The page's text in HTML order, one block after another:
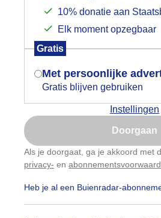
10% donatie aan
Elk moment opzegbaar
Gratis
Met persoonlijke
Gratis blijven gebruiken
Instellingen
Doorgaan
Als je doorgaat, ga je akkoord met
privacy- en
Heb je al een Buienradar-
Indien je hier nog geen
gegeven, verschijnt er zo
je browser waarin deze
gevraagd
Is goed, toon de
Nu niet,
Gebruik je Safari en wil je niet
Klikhierom dit aan